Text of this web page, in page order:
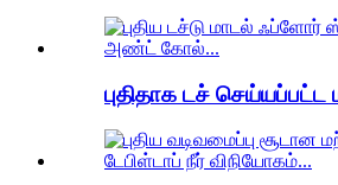
புதிதாக டச்